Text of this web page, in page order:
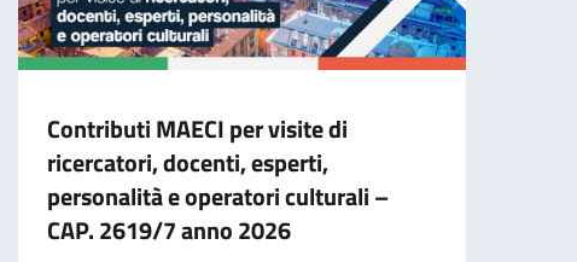
Contributi MAECI per visite di
ricercatori, docenti, esperti,
personalità e operatori culturali –
CAP. 2619/7 anno 2026